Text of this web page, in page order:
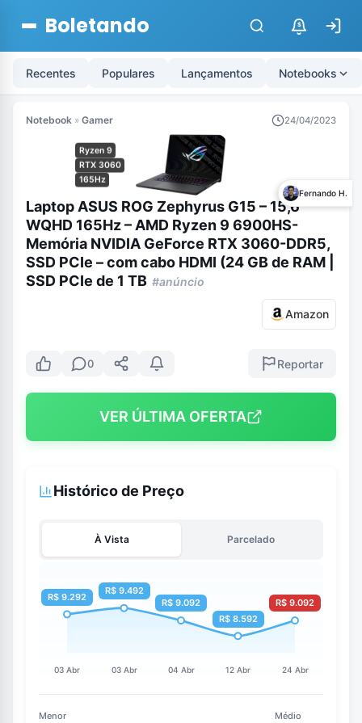
Boletando $
Recentes Populares Lançamentos Notebooks
Notebook » Gamer 24/04/2023
Ryzen 9
RTX 3060
165Hz
Fernando H.
Laptop ASUS ROG Zephyrus G15 – 15,6″
WQHD 165Hz – AMD Ryzen 9 6900HS-
Memória NVIDIA GeForce RTX 3060-DDR5,
SSD PCIe – com cabo HDMI (24 GB de RAM |
SSD PCIe de 1 TB #anúncio
Amazon
0 Reportar
VER ÚLTIMA OFERTA
Histórico de Preço
À Vista Parcelado
Menor Médio